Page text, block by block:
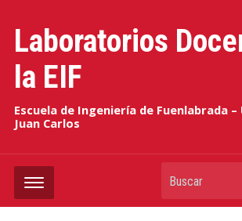
Laboratorios
la EIF
Escuela de Ingeniería de Fuenlabrada –
Juan Carlos
Buscar